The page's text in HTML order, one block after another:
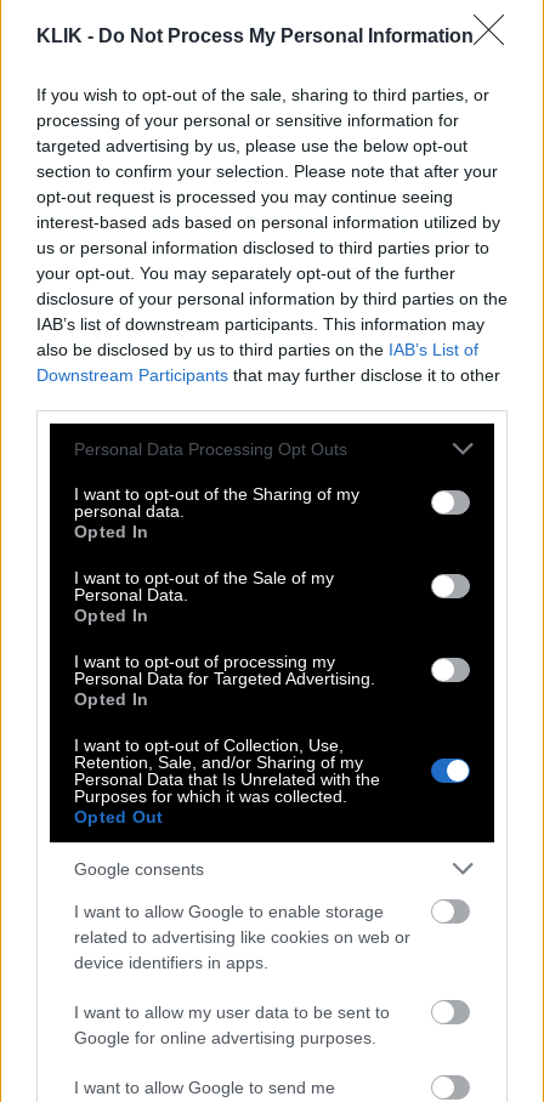
KLIK - Do Not Process My Personal Information
If you wish to opt-out of the sale, sharing to third parties, or
processing of your personal or sensitive information for
targeted advertising by us, please use the below opt-out
section to confirm your selection. Please note that after your
opt-out request is processed you may continue seeing
interest-based ads based on personal information utilized by
us or personal information disclosed to third parties prior to
your opt-out. You may separately opt-out of the further
disclosure of your personal information by third parties on the
IAB’s list of downstream participants. This information may
also be disclosed by us to third parties on the IAB’s List of
Downstream Participants that may further disclose it to other
Please note that this website/app uses one or more Google
not limited to your visit or usage behaviour. You may click to
grant or deny consent to Google and its third-party tags to
use your data for below specified purposes in below Google
consent section.
Personal Data Processing Opt Outs
I want to opt-out of the Sharing of my
personal data.
Opted In
I want to opt-out of the Sale of my
Personal Data.
Opted In
I want to opt-out of processing my
Personal Data for Targeted Advertising.
Opted In
I want to opt-out of Collection, Use,
Retention, Sale, and/or Sharing of my
Personal Data that Is Unrelated with the
Purposes for which it was collected.
Opted Out
Google consents
I want to allow Google to enable storage
related to advertising like cookies on web or
device identifiers in apps.
I want to allow my user data to be sent to
Google for online advertising purposes.
I want to allow Google to send me
φάση» ή ακόμα καλύτερα που κάνει πράγματα για
να είναι «στη φάση». Αν θέλετε να εντρυφήσετε
προτείνω να παρακολουθήσετε την ψύχραιμη
κριτική του Πλατς στο YouTube με τίτλο «Γιατί είναι
όλα sold out συνέχεια;» (επειδή πάνε οι φασαίοι).
Στους φασαίους, λοιπόν, υπάρχουν δύο
υποκατηγορίες. Αυτοί που θέλουν να «είναι στη
αποκτήσουν πολιτισμικό κεφάλαιο μέσω της
έκθεσης και της επαφής τους με δραστηριότητες
και μέρη που θεωρούν κουλ. Αγόρια και κορίτσια
που λατρεύουν το πιο κολεγιακό αμερικάνικο
street style. Την τιμητική τους έχουν τα φαρδιά τζιν,
συχνά ξεπλυμένα ή γκρι με σκισμένα patches, τα
North Face μπουφάν, τα μακρυμάνικα ριγέ πόλο, οι
ποδοσφαιρικές φανέλες και τα sneakers με
μεταλλικές λεπτομέρειες. Ενώ το στυλ αυτό είναι
Clean Girl Aesthetic, όπου κυριαρχούν οι
sleek
κότσοι, οι καπαρντίνες, τα ίσια τζιν και τα adidas
samba . Αυτή η μερίδα σχεδιάζει να πάει ή ήδη